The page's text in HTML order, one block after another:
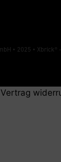
• 2025 • Xbrick®
Vertrag